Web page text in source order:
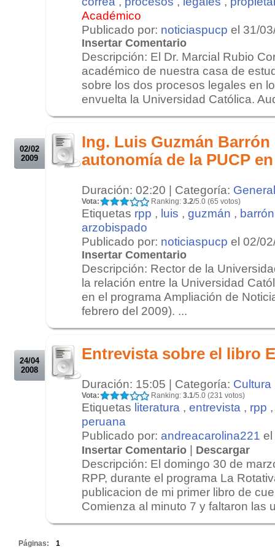
Académico
Publicado por: noticiaspucp el 31/
Insertar Comentario
Descripción: El Dr. Marcial Rubio
académico de nuestra casa de
sobre los dos procesos legales en
envuelta la Universidad Católica.
02/02
2009
Ing. Luis Guzmán
autonomía de la PUCP
Duración: 02:20 | Categoría: General
Vota: Ranking: 3.2/5.0 (65 votos)
Etiquetas rpp , luis , guzmán , barrón
arzobispado
Publicado por: noticiaspucp el 02/
Insertar Comentario
Descripción: Rector de la
la relación entre la Universidad
en el programa Ampliación de
febrero del 2009). ...
24/04
2008
Entrevista sobre el libro
Duración: 15:05 | Categoría: Cultura
Vota: Ranking: 3.1/5.0 (231 votos)
Etiquetas literatura , entrevista , rpp
peruana
Publicado por: andreacarolina221 el
Insertar Comentario | Descargar
Descripción: El domingo 30 de
RPP, durante el programa La
publicacion de mi primer libro de
Comienza al minuto 7 y faltaron las
Páginas: 1